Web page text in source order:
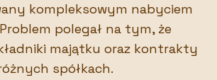
kompleksowym nabyciem
polegał na tym, że
majątku oraz kontrakty
spółkach.